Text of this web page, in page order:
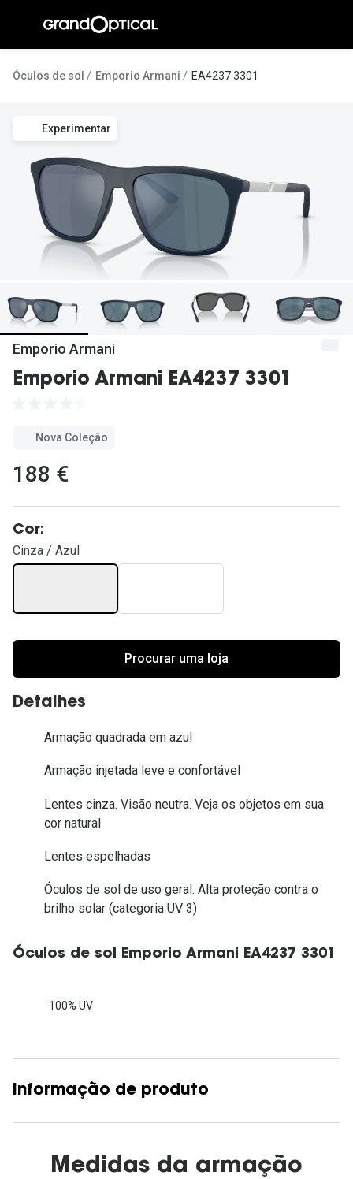
conteúdo
Pedro
Marta
Luís
Inês
Óculos de sol Emporio Armani EA4237 3301
Experimentar
Emporio Armani
Emporio Armani EA4237 3301
Nova Coleção
188 €
Cor:
Cinza / Azul
Procurar uma loja
Detalhes
Armação quadrada em azul
Armação injetada leve e confortável
Lentes cinza. Visão neutra. Veja os objetos em sua
cor natural
Lentes espelhadas
Óculos de sol de uso geral. Alta proteção contra o
brilho solar (categoria UV 3)
Óculos de sol Emporio Armani EA4237 3301
100% UV
Informação de produto
Medidas da armação